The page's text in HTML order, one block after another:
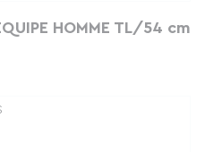
HOMME TL/54 cm